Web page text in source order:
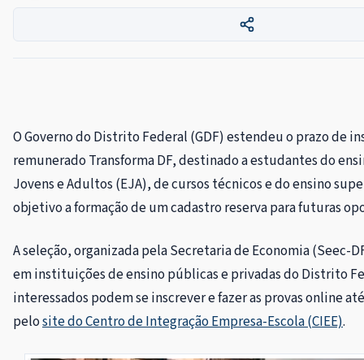
O Governo do Distrito Federal (GDF) estendeu o prazo de
remunerado Transforma DF, destinado a estudantes do
Jovens e Adultos (EJA), de cursos técnicos e do ensino
objetivo a formação de um cadastro reserva para futuras
A seleção, organizada pela Secretaria de Economia
em instituições de ensino públicas e privadas do Distrito
interessados podem se inscrever e fazer as provas online
pelosite do Centro de Integração Empresa-Escola (CIEE).